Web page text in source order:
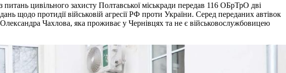
цивільного захисту Полтавської міськради передав 116 ОБрТрО дві
щодо протидії військовій агресії РФ проти України. Серед переданих автівок
Чахлова, яка проживає у Чернівцях та не є військовослужбовицею